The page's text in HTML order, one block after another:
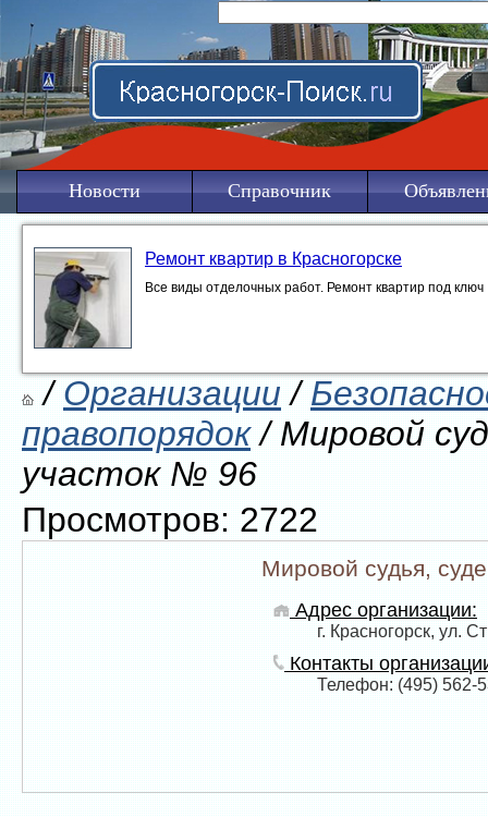
Новости Справочник
Ремонт квартир в Красногорске
Все виды отделочных работ. Ремонт квартир под ключ
/Организации/
правопорядок/ Мировой
участок № 96
Просмотров: 2722
Мировой судья,
Адрес организации:
г. Красногорск, ул.
Контакты
Телефон: (495) 562-